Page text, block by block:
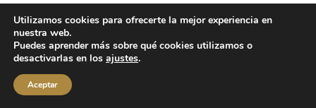
Utilizamos cookies para ofrecerte la mejor experiencia en
nuestra web.
Puedes aprender más sobre qué cookies utilizamos o
desactivarlas en los ajustes.
Aceptar